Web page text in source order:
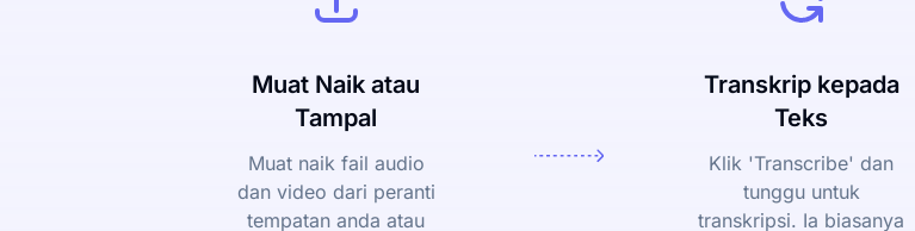
Muat Naik atau
Tampal
Muat naik fail audio
dan video dari peranti
tempatan anda atau
Transkrip kepada
Teks
Klik 'Transcribe' dan
tunggu untuk
transkripsi. Ia biasanya